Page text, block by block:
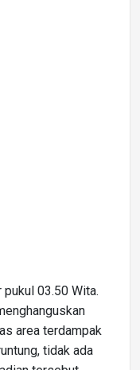
03.50 Wita.
area terdampak
tidak ada